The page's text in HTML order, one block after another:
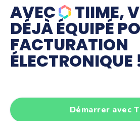
AVEC TIIME,
DÉJÀ ÉQUIPÉ
FACTURATION
ÉLECTRONIQUE
Démarrer avec